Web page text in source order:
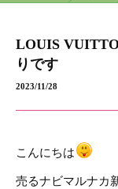
LOUIS
りです
2023/11/28
こんにちは
売るナビマルナカ